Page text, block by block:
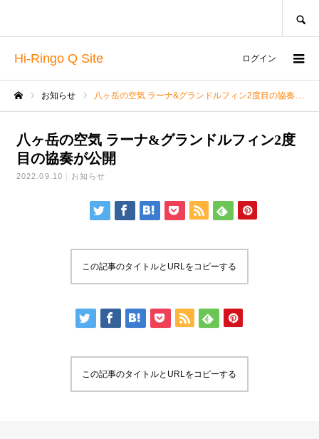
Hi-Ringo Q Site ログイン
お知らせ 八ヶ岳の空気 ラーナ&グランドルフィン2度目の協奏が公開
八ヶ岳の空気 ラーナ&グランドルフィン2度
目の協奏が公開
2022.09.10 お知らせ
この記事のタイトルとURLをコピーする
この記事のタイトルとURLをコピーする